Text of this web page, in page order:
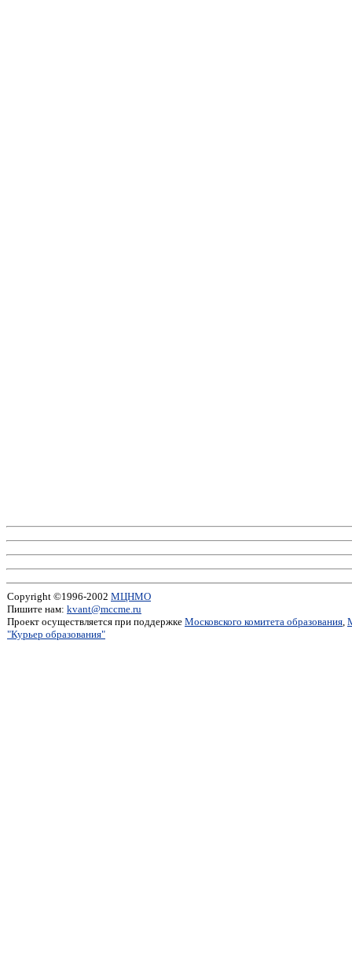
Copyright ©1996-2002 МЦНМО
Пишите нам: kvant@mccme.ru
Проект осуществляется при поддержке Московского комитета образования,
"Курьер образования"